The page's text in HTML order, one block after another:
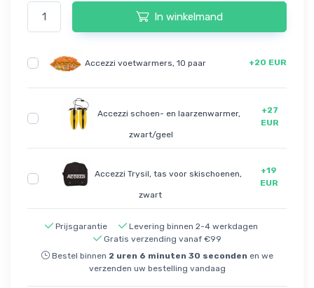
In winkelmand
Accezzi voetwarmers, 10 paar +20 EUR
Accezzi schoen- en laarzenwarmer,
zwart/geel
+27
EUR
Accezzi Trysil, tas voor skischoenen,
zwart
+19
EUR
Prijsgarantie
Levering binnen 2-4 werkdagen
Gratis verzending vanaf €99
Bestel binnen 2 uren 6 minuten 29 seconden en we
verzenden uw bestelling vandaag